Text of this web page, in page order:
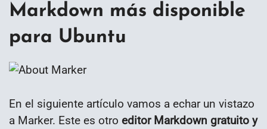
Markdown más disponible
para Ubuntu
En el siguiente artículo vamos a echar un vistazo
a Marker. Este es otro editor Markdown gratuito y